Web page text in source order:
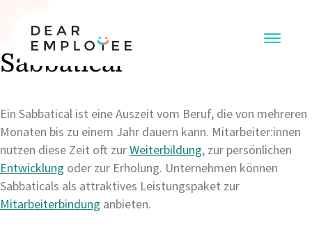
Sabbatical
Ein Sabbatical ist eine Auszeit vom Beruf, die von mehreren
Monaten bis zu einem Jahr dauern kann. Mitarbeiter:innen
nutzen diese Zeit oft zurWeiterbildung, zur persönlichen
Entwicklung oder zur Erholung. Unternehmen können
Sabbaticals als attraktives Leistungspaket zur
Mitarbeiterbindung anbieten.